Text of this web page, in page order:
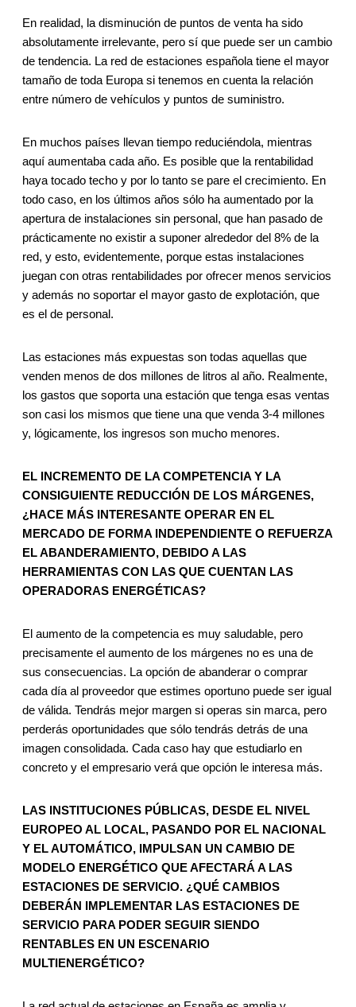
En realidad, la disminución de puntos de venta ha sido
absolutamente irrelevante, pero sí que puede ser un cambio
de tendencia. La red de estaciones española tiene el mayor
tamaño de toda Europa si tenemos en cuenta la relación
entre número de vehículos y puntos de suministro.
En muchos países llevan tiempo reduciéndola, mientras
aquí aumentaba cada año. Es posible que la rentabilidad
haya tocado techo y por lo tanto se pare el crecimiento. En
todo caso, en los últimos años sólo ha aumentado por la
apertura de instalaciones sin personal, que han pasado de
prácticamente no existir a suponer alrededor del 8% de la
red, y esto, evidentemente, porque estas instalaciones
juegan con otras rentabilidades por ofrecer menos servicios
y además no soportar el mayor gasto de explotación, que
es el de personal.
Las estaciones más expuestas son todas aquellas que
venden menos de dos millones de litros al año. Realmente,
los gastos que soporta una estación que tenga esas ventas
son casi los mismos que tiene una que venda 3-4 millones
y, lógicamente, los ingresos son mucho menores.
EL INCREMENTO DE LA COMPETENCIA Y LA
CONSIGUIENTE REDUCCIÓN DE LOS MÁRGENES,
¿HACE MÁS INTERESANTE OPERAR EN EL
MERCADO DE FORMA INDEPENDIENTE O REFUERZA
EL ABANDERAMIENTO, DEBIDO A LAS
HERRAMIENTAS CON LAS QUE CUENTAN LAS
OPERADORAS ENERGÉTICAS?
El aumento de la competencia es muy saludable, pero
precisamente el aumento de los márgenes no es una de
sus consecuencias. La opción de abanderar o comprar
cada día al proveedor que estimes oportuno puede ser igual
de válida. Tendrás mejor margen si operas sin marca, pero
perderás oportunidades que sólo tendrás detrás de una
imagen consolidada. Cada caso hay que estudiarlo en
concreto y el empresario verá que opción le interesa más.
LAS INSTITUCIONES PÚBLICAS, DESDE EL NIVEL
EUROPEO AL LOCAL, PASANDO POR EL NACIONAL
Y EL AUTOMÁTICO, IMPULSAN UN CAMBIO DE
MODELO ENERGÉTICO QUE AFECTARÁ A LAS
ESTACIONES DE SERVICIO. ¿QUÉ CAMBIOS
DEBERÁN IMPLEMENTAR LAS ESTACIONES DE
SERVICIO PARA PODER SEGUIR SIENDO
RENTABLES EN UN ESCENARIO
MULTIENERGÉTICO?